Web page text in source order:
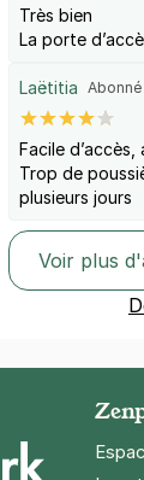
Très bien
La porte
Laëtitia
Facile
Trop de
plusieurs jours
Voir plus